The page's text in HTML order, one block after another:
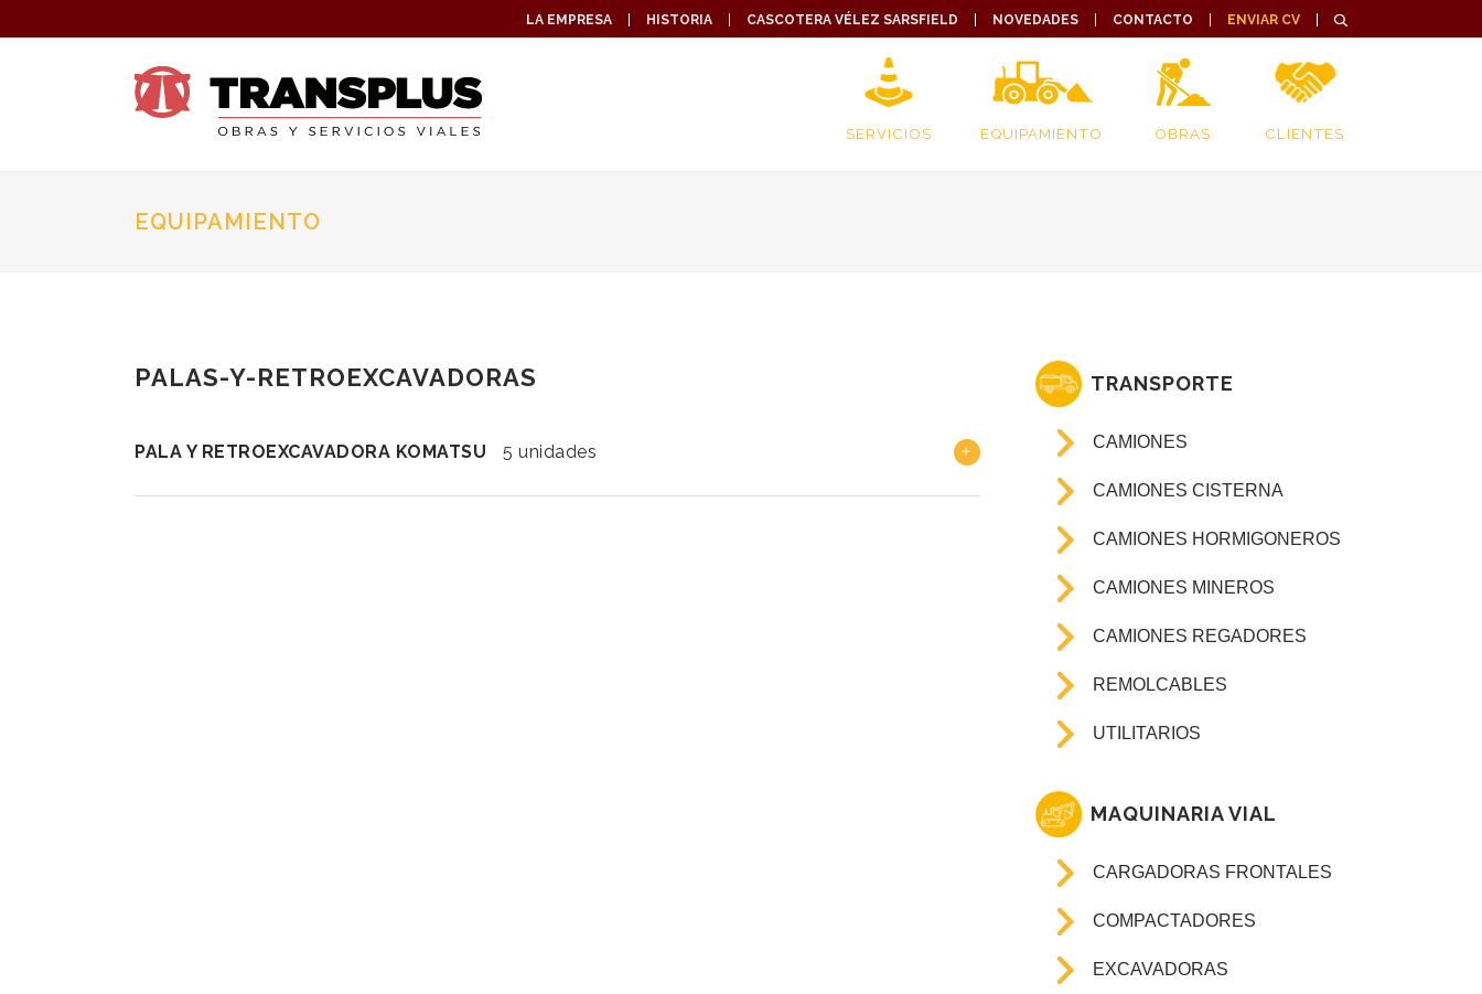
LA EMPRESA HISTORIA CASCOTERA VÉLEZ SARSFIELD NOVEDADES CONTACTO ENVIAR CV
SERVICIOS EQUIPAMIENTO OBRAS CLIENTES
EQUIPAMIENTO
PALAS-Y-RETROEXCAVADORAS
PALA Y RETROEXCAVADORA KOMATSU 5 unidades
TRANSPORTE
CAMIONES
CAMIONES CISTERNA
CAMIONES HORMIGONEROS
CAMIONES MINEROS
CAMIONES REGADORES
REMOLCABLES
UTILITARIOS
MAQUINARIA VIAL
CARGADORAS FRONTALES
COMPACTADORES
EXCAVADORAS